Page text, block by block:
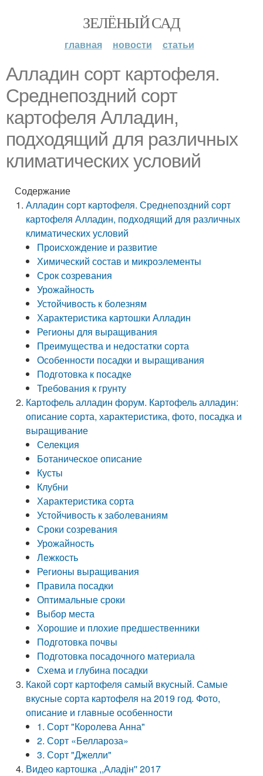
ЗЕЛЁНЫЙ САД
главная новости статьи
Алладин сорт картофеля.
Среднепоздний сорт
картофеля Алладин,
подходящий для различных
климатических условий
Содержание
Алладин сорт картофеля. Среднепоздний сорт
картофеля Алладин, подходящий для различных
климатических условий
Происхождение и развитие
Химический состав и микроэлементы
Срок созревания
Урожайность
Устойчивость к болезням
Характеристика картошки Алладин
Регионы для выращивания
Преимущества и недостатки сорта
Особенности посадки и выращивания
Подготовка к посадке
Требования к грунту
Картофель алладин форум. Картофель алладин:
описание сорта, характеристика, фото, посадка и
выращивание
Селекция
Ботаническое описание
Кусты
Клубни
Характеристика сорта
Устойчивость к заболеваниям
Сроки созревания
Урожайность
Лежкость
Регионы выращивания
Правила посадки
Оптимальные сроки
Выбор места
Хорошие и плохие предшественники
Подготовка почвы
Подготовка посадочного материала
Схема и глубина посадки
Какой сорт картофеля самый вкусный. Самые
вкусные сорта картофеля на 2019 год. Фото,
описание и главные особенности
1. Сорт "Королева Анна"
2. Сорт «Беллароза»
3. Сорт "Джелли"
Видео картошка ,,Аладін'' 2017